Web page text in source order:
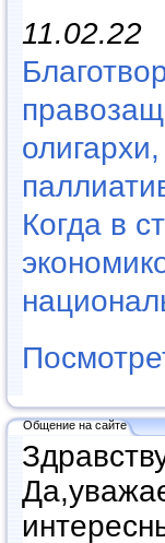
11.02.22
Когда в
Общение на сайте